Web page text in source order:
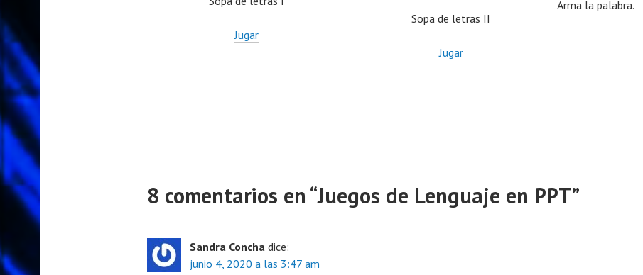
Jugar
Sopa de letras II
Jugar
Arma la palabra.
8 comentarios en “Juegos de Lenguaje en PPT”
Sandra Concha dice:
junio 4, 2020 a las 3:47 am